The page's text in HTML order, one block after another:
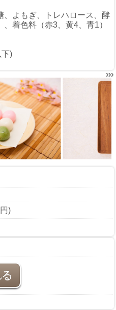
、よもぎ、トレハロース、酵
着色料（赤3、黄4、青1）
)
)